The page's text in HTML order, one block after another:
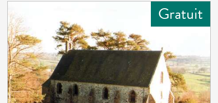
Gratuit